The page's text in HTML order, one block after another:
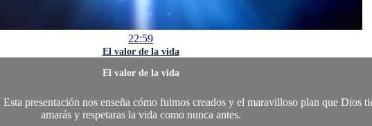
22:59
El valor de la vida
El valor de la vida
presentación nos enseña cómo fuimos creados y el maravilloso plan que Dios
amarás y respetaras la vida como nunca antes.